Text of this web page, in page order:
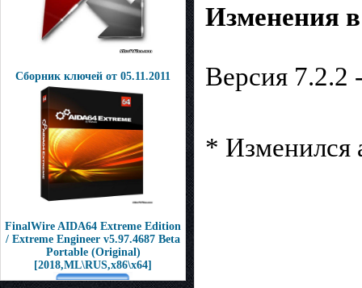
Сборник ключей от 05.11.2011
FinalWire AIDA64 Extreme Edition
/ Extreme Engineer v5.97.4687 Beta
Portable (Original)
[2018,ML\RUS,x86\x64]
Изменения
Версия 7.2.2
* Изменился